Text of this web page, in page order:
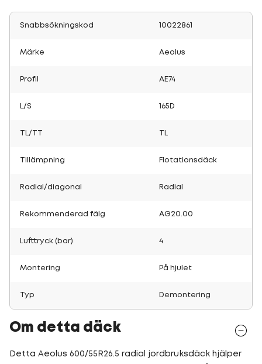
Snabbsökningskod 10022861
Märke Aeolus
Profil AE74
L/S 165D
TL/TT
Tillämpning Flotationsdäck
Radial/diagonal Radial
Rekommenderad fälg AG20.00
Lufttryck (bar) 4
Montering På hjulet
Typ Demontering
Om detta däck
Detta Aeolus 600/55R26.5 radial jordbruksdäck hjälper